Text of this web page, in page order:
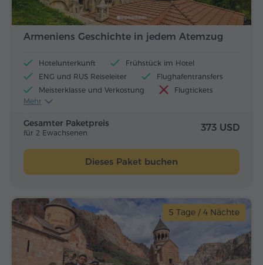
Armeniens Geschichte in jedem Atemzug
Hotelunterkunft
Frühstück im Hotel
ENG und RUS Reiseleiter
Flughafentransfers
Meisterklasse und Verkostung
Flugtickets
Mittagessen und Abendessen
Mehr
Gesamter Paketpreis
für 2 Ewachsenen 373 USD
Dieses Paket buchen
5 Tage / 4 Nächte